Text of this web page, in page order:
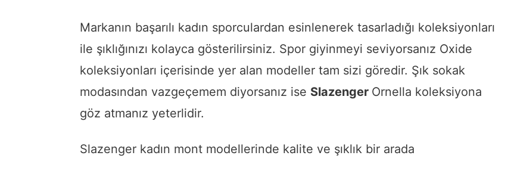
Markanın başarılı kadın sporculardan esinlenerek tasarladığı koleksiyonları
ile şıklığınızı kolayca gösterilirsiniz. Spor giyinmeyi seviyorsanız Oxide
koleksiyonları içerisinde yer alan modeller tam sizi göredir. Şık sokak
modasından vazgeçemem diyorsanız ise Slazenger Ornella koleksiyona
göz atmanız yeterlidir.
Slazenger kadın mont modellerinde kalite ve şıklık bir arada